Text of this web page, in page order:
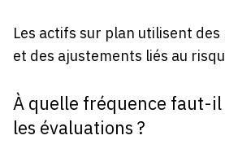
Les actifs sur plan utilisent
et des ajustements liés au
À quelle fréquence faut-
les évaluations ?